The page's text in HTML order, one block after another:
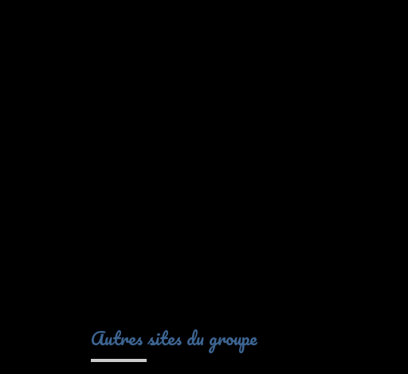
Autres sites du groupe